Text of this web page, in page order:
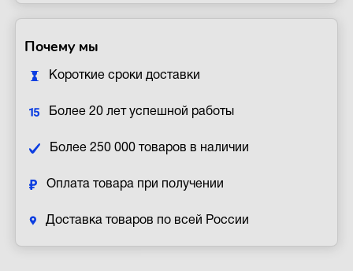
Почему мы
Короткие сроки доставки
Более 20 лет успешной работы
Более 250 000 товаров в наличии
Оплата товара при получении
Доставка товаров по всей России